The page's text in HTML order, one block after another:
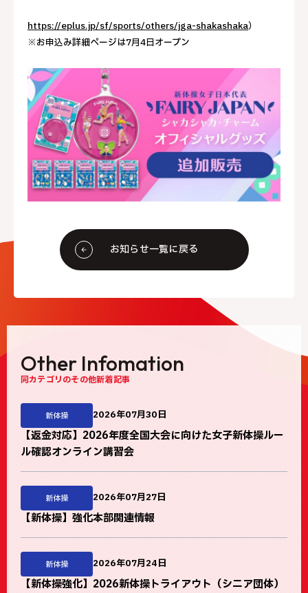
https://eplus.jp/sf/sports/others/jga-shakashaka）
※お申込み詳細ページは7月4日オープン
お知らせ一覧に戻る
Other Infomation
同カテゴリのその他新着記事
2026年07月30日
新体操
【返金対応】2026年度全国大会に向けた女子新体操ルー
ル確認オンライン講習会
2026年07月27日
新体操
【新体操】強化本部関連情報
2026年07月24日
新体操
【新体操強化】2026新体操トライアウト（シニア団体）